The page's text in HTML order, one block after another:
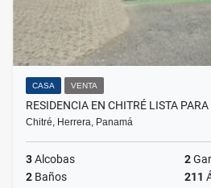
CASA VENTA
RESIDENCIA EN CHITRÉ LISTA
Chitré, Herrera, Panamá
3Alcobas 2
2 Baños 211